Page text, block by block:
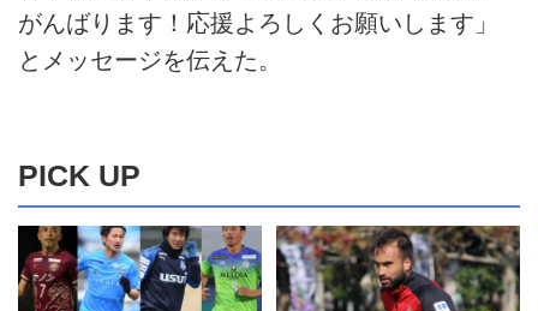
がんばります！応援よろしくお願いします」
とメッセージを伝えた。
PICK UP